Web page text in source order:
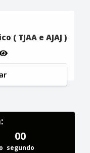
( TJAA e AJAJ )
00
segundo